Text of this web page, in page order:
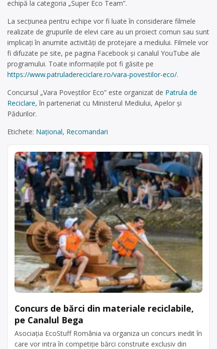
echipă la categoria „Super Eco Team”.
La secțiunea pentru echipe vor fi luate în considerare filmele
realizate de grupurile de elevi care au un proiect comun sau sunt
implicați în anumite activități de protejare a mediului. Filmele vor
fi difuzate pe site, pe pagina Facebook și canalul YouTube ale
programului. Toate informațiile pot fi găsite pe
https://www.patruladereciclare.ro/vara-povestilor-eco/.
Concursul „Vara Poveștilor Eco” este organizat de Patrula de
Reciclare, în parteneriat cu Ministerul Mediului, Apelor și
Pădurilor.
Etichete: Național, Recomandari
Concurs de bărci din materiale reciclabile,
pe Canalul Bega
Asociaţia EcoStuff România va organiza un concurs inedit în
care vor intra în competiţie bărci construite exclusiv din